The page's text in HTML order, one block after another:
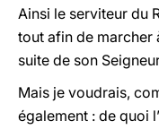
Ainsi le serviteur du
tout afin de marcher
suite de son
Mais je voudrais,
également : de quoi